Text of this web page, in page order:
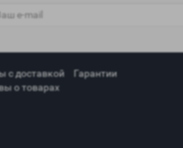
с доставкой
Гарантии
о товарах